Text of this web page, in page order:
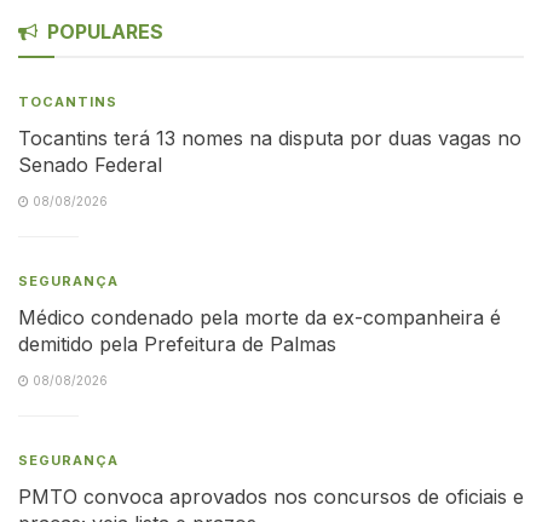
POPULARES
TOCANTINS
Tocantins terá 13 nomes na disputa por duas vagas no
Senado Federal
08/08/2026
SEGURANÇA
Médico condenado pela morte da ex-companheira é
demitido pela Prefeitura de Palmas
08/08/2026
SEGURANÇA
PMTO convoca aprovados nos concursos de oficiais e